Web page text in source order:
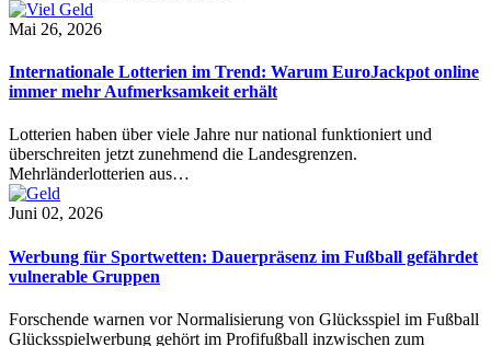
Mai 26, 2026
Internationale Lotterien im Trend: Warum EuroJackpot online
immer mehr Aufmerksamkeit erhält
Lotterien haben über viele Jahre nur national funktioniert und
überschreiten jetzt zunehmend die Landesgrenzen.
Mehrländerlotterien aus…
Juni 02, 2026
Werbung für Sportwetten: Dauerpräsenz im Fußball gefährdet
vulnerable Gruppen
Forschende warnen vor Normalisierung von Glücksspiel im Fußball
Glücksspielwerbung gehört im Profifußball inzwischen zum